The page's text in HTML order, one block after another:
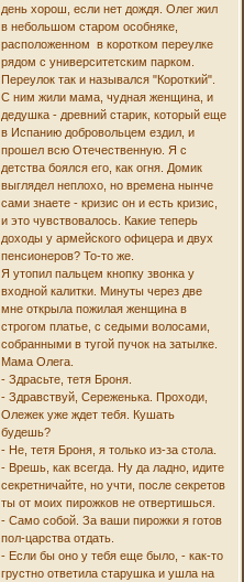
день хорош, если нет дождя. Олег жил
в небольшом старом особняке,
расположенном в коротком переулке
рядом с университетским парком.
Переулок так и назывался "Короткий".
С ним жили мама, чудная женщина, и
дедушка - древний старик, который еще
в Испанию добровольцем ездил, и
прошел всю Отечественную. Я с
детства боялся его, как огня. Домик
выглядел неплохо, но времена нынче
сами знаете - кризис он и есть кризис,
и это чувствовалось. Какие теперь
доходы у армейского офицера и двух
пенсионеров? То-то же.
Я утопил пальцем кнопку звонка у
входной калитки. Минуты через две
мне открыла пожилая женщина в
строгом платье, с седыми волосами,
собранными в тугой пучок на затылке.
Мама Олега.
- Здрасьте, тетя Броня.
- Здравствуй, Сереженька. Проходи,
Олежек уже ждет тебя. Кушать
будешь?
- Не, тетя Броня, я только из-за стола.
- Врешь, как всегда. Ну да ладно, идите
секретничайте, но учти, после секретов
ты от моих пирожков не отвертишься.
- Само собой. За ваши пирожки я готов
пол-царства отдать.
- Если бы оно у тебя еще было, - как-то
грустно ответила старушка и ушла на